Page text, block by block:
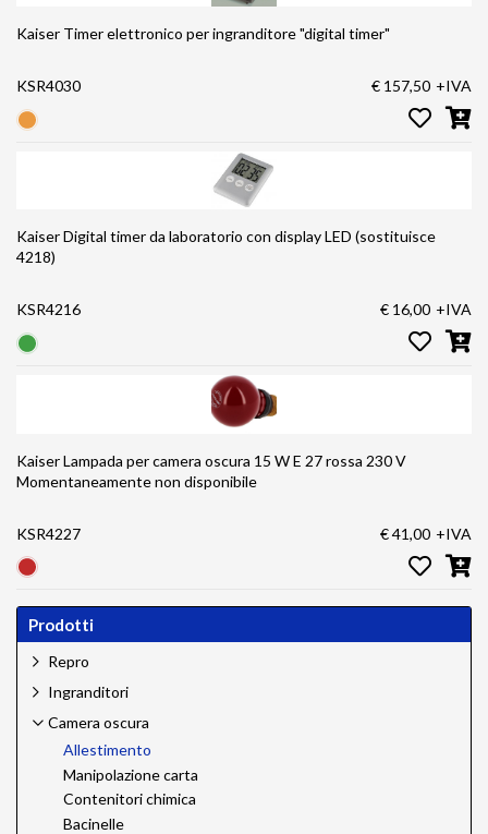
Kaiser Timer elettronico per ingranditore "digital timer"
KSR4030 € 157,50 +IVA
Kaiser Digital timer da laboratorio con display LED (sostituisce
4218)
KSR4216 € 16,00 +IVA
Kaiser Lampada per camera oscura 15 W E 27 rossa 230 V
Momentaneamente non disponibile
KSR4227 € 41,00 +IVA
Prodotti
Repro
Ingranditori
Camera oscura
Allestimento
Manipolazione carta
Contenitori chimica
Bacinelle